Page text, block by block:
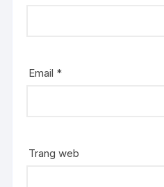
Email *
Trang web